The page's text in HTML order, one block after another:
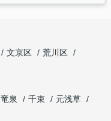
文京区
荒川区
竜泉 千束
元浅草